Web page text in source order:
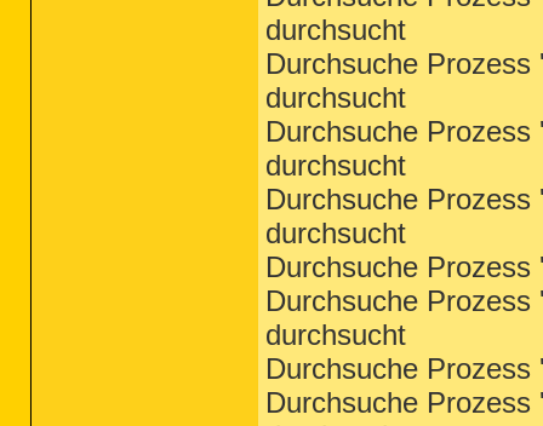
durchsucht
Durchsuche
durchsucht
Durchsuche
durchsucht
Durchsuche
durchsucht
Durchsuche
Durchsuche
durchsucht
Durchsuche
Durchsuche